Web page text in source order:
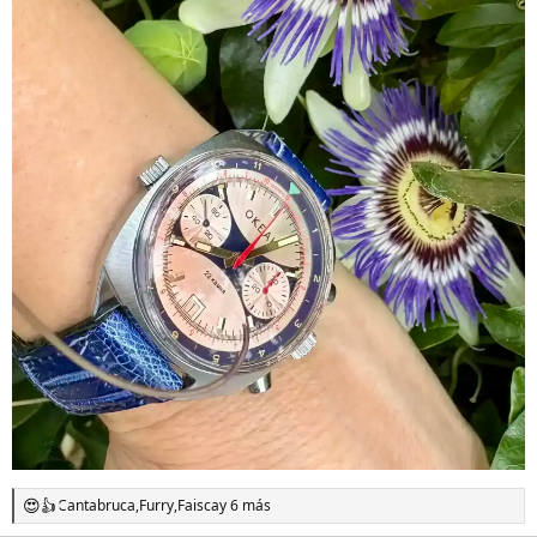
R
e
Cantabruca,Furry,Faiscay 6 más